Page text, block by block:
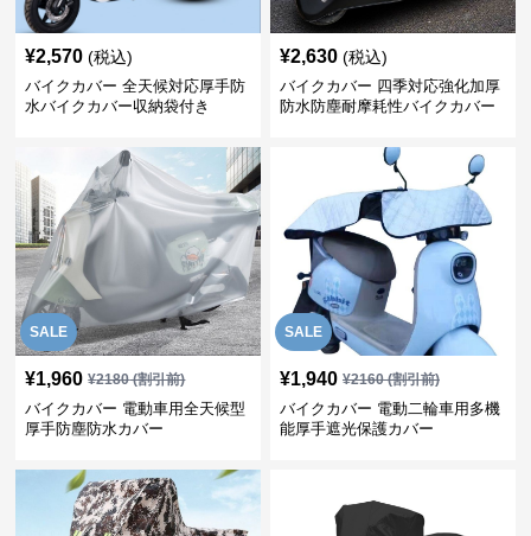
¥2,570 (税込)
バイクカバー 全天候対応厚手防
水バイクカバー収納袋付き
¥2,630 (税込)
バイクカバー 四季対応強化加厚
防水防塵耐摩耗性バイクカバー
SALE
¥1,960 ¥2180(割引前)
バイクカバー 電動車用全天候型
厚手防塵防水カバー
SALE
¥1,940 ¥2160(割引前)
バイクカバー 電動二輪車用多機
能厚手遮光保護カバー